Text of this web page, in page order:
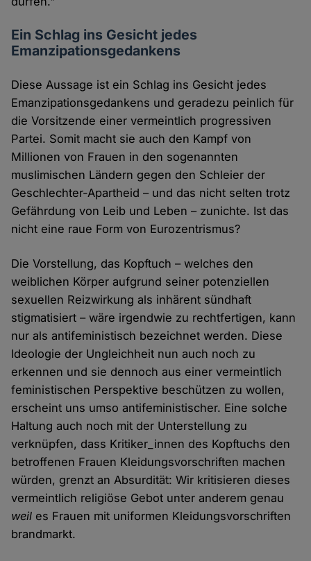
Ein Schlag ins Gesicht jedes
Emanzipationsgedankens
Diese Aussage ist ein Schlag ins Gesicht jedes
Emanzipationsgedankens und geradezu peinlich für
die Vorsitzende einer vermeintlich progressiven
Partei. Somit macht sie auch den Kampf von
Millionen von Frauen in den sogenannten
muslimischen Ländern gegen den Schleier der
Geschlechter-Apartheid – und das nicht selten trotz
Gefährdung von Leib und Leben – zunichte. Ist das
nicht eine raue Form von Eurozentrismus?
Die Vorstellung, das Kopftuch – welches den
weiblichen Körper aufgrund seiner potenziellen
sexuellen Reizwirkung als inhärent sündhaft
stigmatisiert – wäre irgendwie zu rechtfertigen, kann
nur als antifeministisch bezeichnet werden. Diese
Ideologie der Ungleichheit nun auch noch zu
erkennen und sie dennoch aus einer vermeintlich
feministischen Perspektive beschützen zu wollen,
erscheint uns umso antifeministischer. Eine solche
Haltung auch noch mit der Unterstellung zu
verknüpfen, dass Kritiker_innen des Kopftuchs den
betroffenen Frauen Kleidungsvorschriften machen
würden, grenzt an Absurdität: Wir kritisieren dieses
vermeintlich religiöse Gebot unter anderem genau
weil es Frauen mit uniformen Kleidungsvorschriften
brandmarkt.